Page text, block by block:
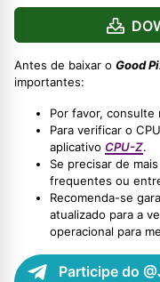
Antes de baixar o Good
importantes:
Por favor, consulte
Para verificar o
aplicativo CPU-Z.
Se precisar de
frequentes ou
Recomenda-se
atualizado para a
operacional para
Participe do